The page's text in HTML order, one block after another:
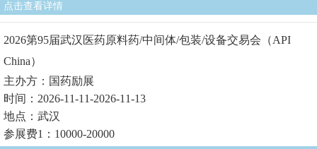
点击查看详情
2026第95届武汉医药原料药/中间体/包装/设备交易会（API
China）
主办方：国药励展
时间：2026-11-11-2026-11-13
地点：武汉
参展费1：10000-20000